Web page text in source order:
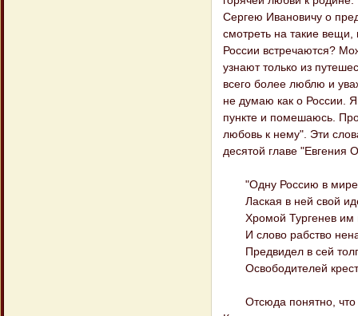
Сергею Ивановичу о
смотреть на такие вещи,
России встречаются?
узнают только из
всего более люблю и
не думаю как о России.
пункте и помешаюсь.
любовь к нему". Эти
десятой главе "Евгения
"Одну Россию в мире
Лаская в ней свой
Хромой Тургенев им
И слово рабство
Предвидел в сей
Освободителей
Отсюда понятно, что